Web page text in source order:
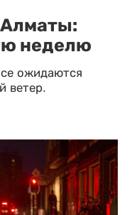
неделю
ожидаются
ветер.